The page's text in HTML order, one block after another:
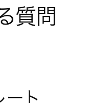
質問
ート